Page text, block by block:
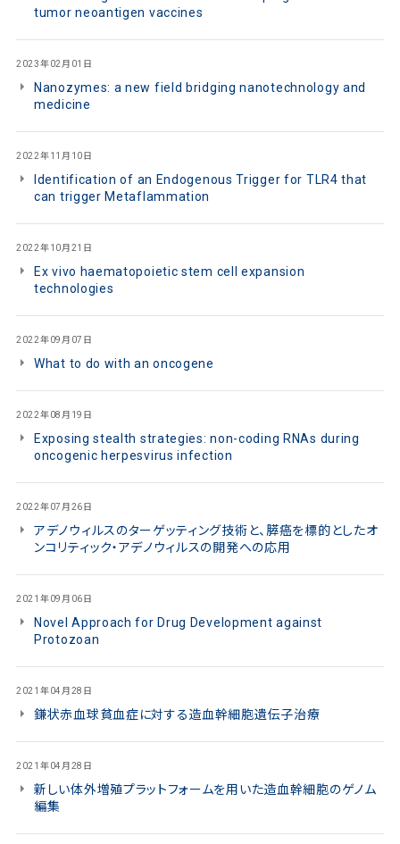
tumor neoantigen vaccines
2023年02月01日
Nanozymes: a new field bridging nanotechnology and
medicine
2022年11月10日
Identification of an Endogenous Trigger for TLR4 that
can trigger Metaflammation
2022年10月21日
Ex vivo haematopoietic stem cell expansion
technologies
2022年09月07日
What to do with an oncogene
2022年08月19日
Exposing stealth strategies: non-coding RNAs during
oncogenic herpesvirus infection
2022年07月26日
アデノウィルスのターゲッティング技術と、膵癌を標的としたオ
ンコリティック・アデノウィルスの開発への応用
2021年09月06日
Novel Approach for Drug Development against
Protozoan
2021年04月28日
鎌状赤血球貧血症に対する造血幹細胞遺伝子治療
2021年04月28日
新しい体外増殖プラットフォームを用いた造血幹細胞のゲノム
編集